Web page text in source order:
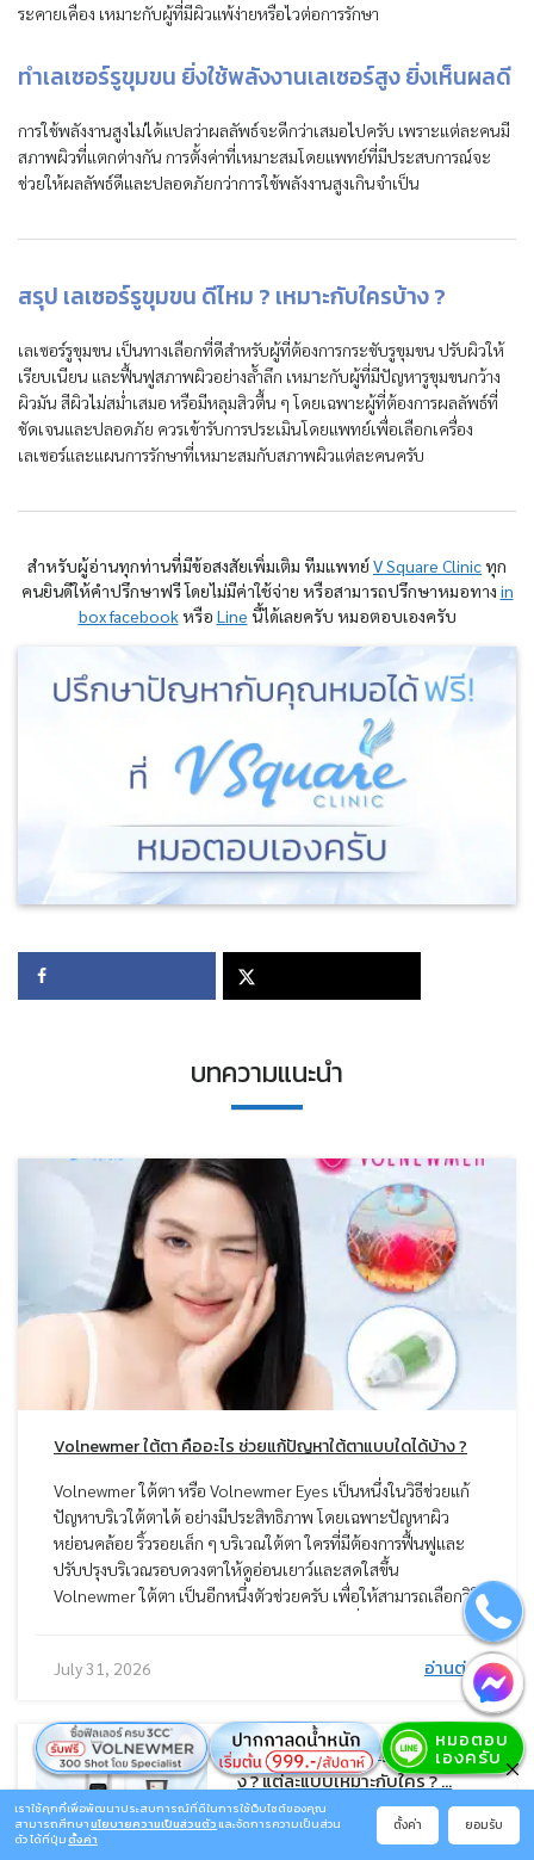
ระคายเคือง เหมาะกับผู้ที่มีผิวแพ้ง่ายหรือไวต่อการรักษา
ทำเลเซอร์รูขุมขน ยิ่งใช้พลังงานเลเซอร์สูง ยิ่งเห็นผลดี
การใช้พลังงานสูงไม่ได้แปลว่าผลลัพธ์จะดีกว่าเสมอไปครับ เพราะแต่ละคนมี
สภาพผิวที่แตกต่างกัน การตั้งค่าที่เหมาะสมโดยแพทย์ที่มีประสบการณ์จะ
ช่วยให้ผลลัพธ์ดีและปลอดภัยกว่าการใช้พลังงานสูงเกินจำเป็น
สรุป เลเซอร์รูขุมขน ดีไหม ? เหมาะกับใครบ้าง ?
เลเซอร์รูขุมขน เป็นทางเลือกที่ดีสำหรับผู้ที่ต้องการกระชับรูขุมขน ปรับผิวให้
เรียบเนียน และฟื้นฟูสภาพผิวอย่างล้ำลึก เหมาะกับผู้ที่มีปัญหารูขุมขนกว้าง
ผิวมัน สีผิวไม่สม่ำเสมอ หรือมีหลุมสิวตื้น ๆ โดยเฉพาะผู้ที่ต้องการผลลัพธ์ที่
ชัดเจนและปลอดภัย ควรเข้ารับการประเมินโดยแพทย์เพื่อเลือกเครื่อง
เลเซอร์และแผนการรักษาที่เหมาะสมกับสภาพผิวแต่ละคนครับ
สำหรับผู้อ่านทุกท่านที่มีข้อสงสัยเพิ่มเติม ทีมแพทย์V Square Clinicทุก
คนยินดีให้คำปรึกษาฟรี โดยไม่มีค่าใช้จ่าย หรือสามารถปรึกษาหมอทาง in
box facebookหรือ Line นี้ได้เลยครับ หมอตอบเองครับ
บทความแนะนำ
Volnewmer ใต้ตา คืออะไร ช่วยแก้ปัญหาใต้ตาแบบใดได้บ้าง ?
Volnewmer ใต้ตา หรือ Volnewmer Eyes เป็นหนึ่งในวิธีช่วยแก้
ปัญหาบริเวใต้ตาได้ อย่างมีประสิทธิภาพ โดยเฉพาะปัญหาผิว
หย่อนคล้อย ริ้วรอยเล็ก ๆ บริเวณใต้ตา ใครที่มีต้องการฟื้นฟูและ
ปรับปรุงบริเวณรอบดวงตาให้ดูอ่อนเยาว์และสดใสขึ้น
Volnewmer ใต้ตา เป็นอีกหนึ่งตัวช่วยครับ เพื่อให้สามารถเลือกวิธี
เสีย ผลลัพธ์ และตัดสินใจเลือกทำได้อย่างเหมาะสม
July 31, 2026 อ่านต่อ
Volnewmer VS Oligio ต่างกันยังไ
ง ? แต่ละแบบเหมาะกับใคร ? ...
Volnewmer VS Oligio เป็น 2
เทคโนโลยียกกระชับที่ถูกเปรียบเทียบ
เราใช้คุกกี้เพื่อพัฒนาประสบการณ์ที่ดีในการใช้เว็บไซต์ของคุณ
สามารถศึกษานโยบายความเป็นส่วนตัว และจัดการความเป็นส่วน
ตัว ได้ที่ปุ่มตั้งค่า
ตั้งค่า ยอมรับ